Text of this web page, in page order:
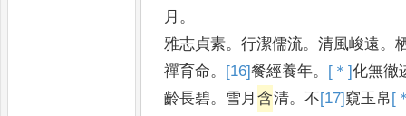
月 。
雅志貞素。行潔儒流。清風峻遠。
禪育命。 [16]餐經養年。 [＊]化無徹
齡長碧。 雪月 含清。不[17] 窺玉帛 [